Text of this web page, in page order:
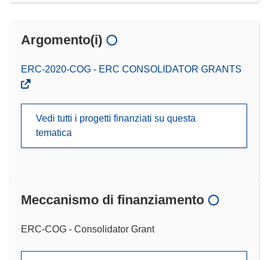
Argomento(i)
ERC-2020-COG - ERC CONSOLIDATOR GRANTS
Vedi tutti i progetti finanziati su questa
tematica
Meccanismo di finanziamento
ERC-COG - Consolidator Grant